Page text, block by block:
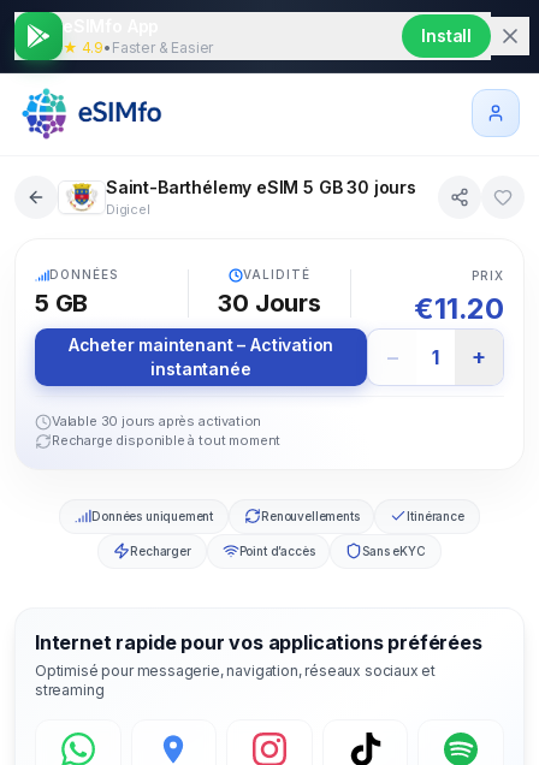
★ 4.9• Faster & Easier
Install
Saint-Barthélemy eSIM 5 GB 30 jours
Digicel
DONNÉES
5 GB
VALIDITÉ
30 Jours
PRIX
€11.20
Acheter maintenant – Activation
instantanée
− 1 +
Valable 30 jours après activation
Recharge disponible à tout moment
Données uniquement Renouvellements Itinérance
Recharger Point d’accès Sans eKYC
Internet rapide pour vos applications préférées
Optimisé pour messagerie, navigation, réseaux sociaux et
streaming